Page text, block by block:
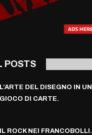
POSTS
L’ARTE DEL DISEGNO IN UN
GIOCO DI CARTE.
IL ROCK NEI FRANCOBOLLI.